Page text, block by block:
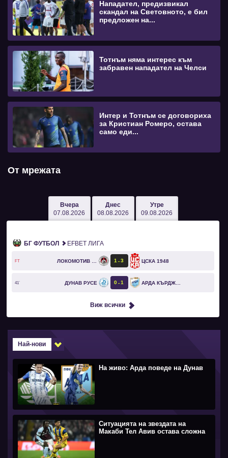
Нападател, предизвикал
скандал на Световното, е бил
предложен на...
Тотнъм няма интерес към
забравен нападател на Челси
Интер и Тотнъм се договориха
за Кристиан Ромеро, остава
само еди...
От мрежата
Вчера
07.08.2026
Днес
08.08.2026
Утре
09.08.2026
БГ ФУТБОЛ EFBET ЛИГА
FT ЛОКОМОТИВ СОФИЯ 1 3 ЦСКА 1948
41` ДУНАВ РУСЕ 0 1 АРДА КЪРДЖАЛИ
Виж всички
Най-нови
На живо: Арда поведе на Дунав
Ситуацията на звездата на
Макаби Тел Авив остава сложна